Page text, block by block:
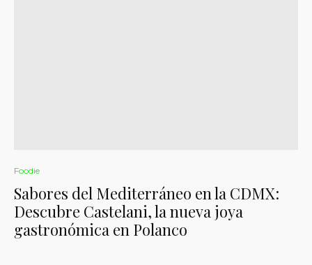
Foodie
Sabores del Mediterráneo en la CDMX:
Descubre Castelani, la nueva joya
gastronómica en Polanco